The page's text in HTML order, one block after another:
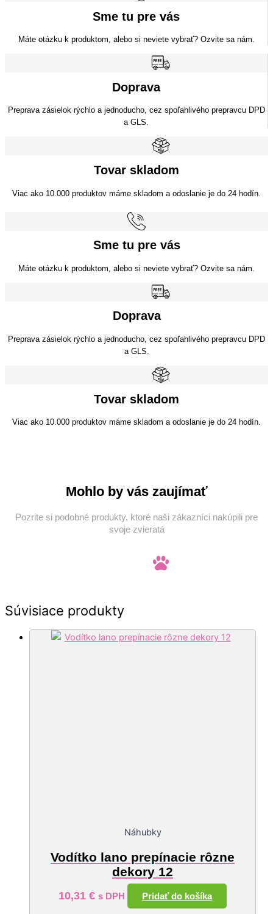
Sme tu pre vás
Máte otázku k produktom, alebo si neviete vybrať? Ozvite sa nám.
Doprava
Preprava zásielok rýchlo a jednoducho, cez spoľahlivého prepravcu DPD
a GLS.
Tovar skladom
Viac ako 10.000 produktov máme skladom a odoslanie je do 24 hodín.
Sme tu pre vás
Máte otázku k produktom, alebo si neviete vybrať? Ozvite sa nám.
Doprava
Preprava zásielok rýchlo a jednoducho, cez spoľahlivého prepravcu DPD
a GLS.
Tovar skladom
Viac ako 10.000 produktov máme skladom a odoslanie je do 24 hodín.
Mohlo by vás zaujímať
Pozrite si podobné produkty, ktoré naši zákazníci nakúpili pre
svoje zvieratá
Súvisiace produkty
Náhubky
Vodítko lano prepínacie rôzne
dekory 12
10,31 € s DPH Pridať do košíka